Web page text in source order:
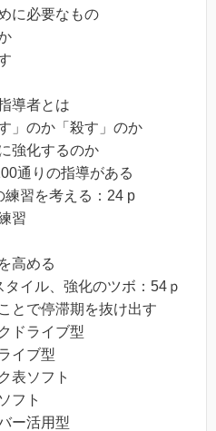
必要なもの
導者とは
のか「殺す」のか
化するのか
通りの指導がある
習を考える：24 p
習
高める
イル、強化のツボ：54ｐ
で停滞期を抜け出す
ライブ型
イブ型
ソフト
フト
活用型